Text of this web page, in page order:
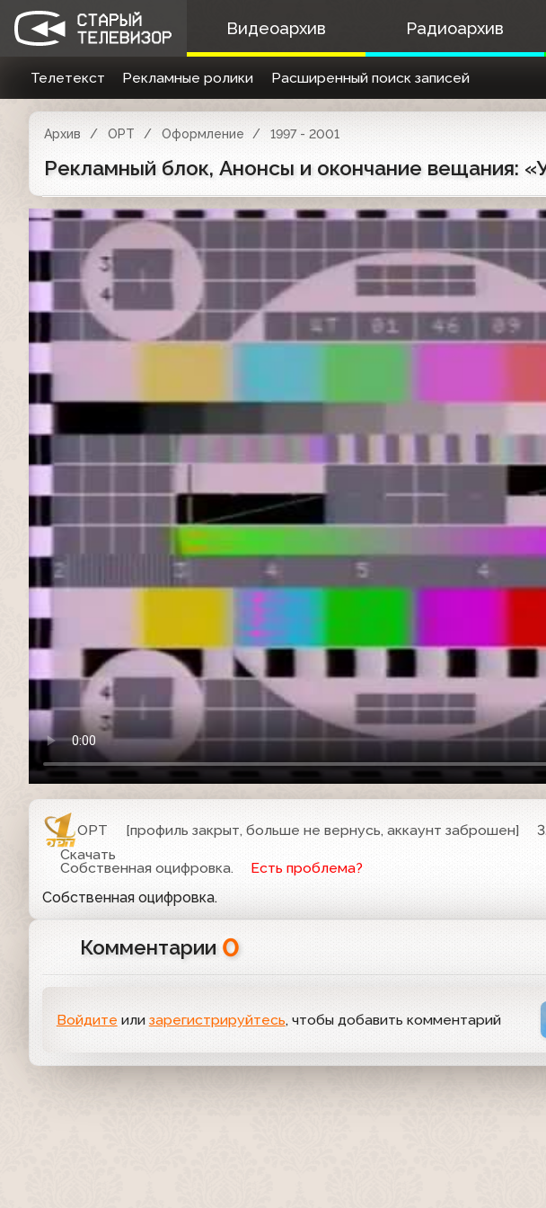
Видеоархив Радиоархив
Телетекст Рекламные ролики Расширенный поиск записей
Архив ОРТ Оформление 1997 - 2001
Рекламный блок, Анонсы и окончание вещания:
ОРТ [профиль закрыт, больше не вернусь, аккаунт заброшен]
Скачать
Собственная оцифровка.
Есть проблема?
Собственная оцифровка.
Комментарии 0
Войдите или зарегистрируйтесь, чтобы добавить комментарий